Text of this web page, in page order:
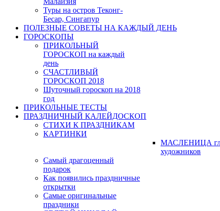
Туры на остров Теконг-
Бесар, Сингапур
ПОЛЕЗНЫЕ СОВЕТЫ НА КАЖДЫЙ ДЕНЬ
ГОРОСКОПЫ
ПРИКОЛЬНЫЙ
ГОРОСКОП на каждый
день
СЧАСТЛИВЫЙ
ГОРОСКОП 2018
Шуточный гороскоп на 2018
год
ПРИКОЛЬНЫЕ ТЕСТЫ
ПРАЗДНИЧНЫЙ КАЛЕЙДОСКОП
СТИХИ К ПРАЗДНИКАМ
КАРТИНКИ
МАСЛЕНИЦА
художников
Самый драгоценный
подарок
Как появились праздничные
открытки
Самые оригинальные
праздники